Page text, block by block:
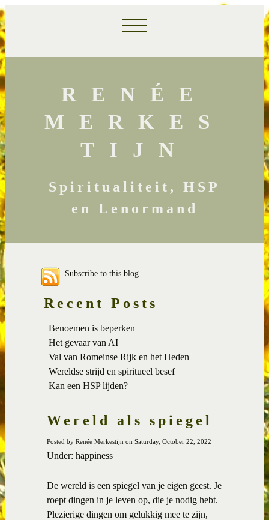
RENÉE
MERKES
TIJN
Spiritualiteit, HSP
en Lenormand
Subscribe to this blog
Recent Posts
Benoemen is beperken
Het gevaar van AI
Val van Romeinse Rijk en het Heden
Wereldse strijd en spiritueel besef
Kan een HSP lijden?
Wereld als spiegel
Posted by Renée Merkestijn on Saturday, October 22, 2022
Under: happiness
De wereld is een spiegel van je eigen geest. Je
roept dingen in je leven op, die je nodig hebt.
Plezierige dingen om gelukkig mee te zijn,